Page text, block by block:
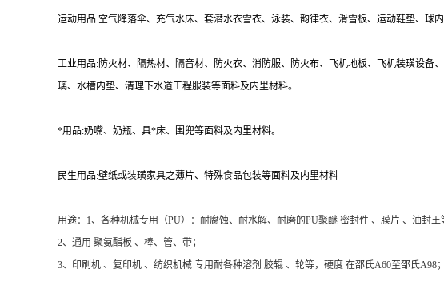
运动用品:空气降落伞、充气水床、套潜水衣雪衣、泳装、韵律衣、滑雪板、运动鞋垫、球
工业用品:防火材、隔热材、隔音材、防火衣、消防服、防火布、飞机地板、飞机装璜设
璃、水槽内垫、清理下水道工程服装等面料及内里材料。
*用品:奶嘴、奶瓶、具*床、围兜等面料及内里材料。
民生用品:壁纸或装璜家具之薄片、特殊食品包装等面料及内里材料
用途：1、各种机械专用（PU）：耐腐蚀、耐水解、耐磨的PU聚醚 密封件 、膜片 、油封王
2、通用 聚氨酯板 、棒、管、带；
3、印刷机 、复印机 、纺织机械 专用耐各种溶剂 胶辊 、轮等，硬度 在邵氏A60至邵氏A98；